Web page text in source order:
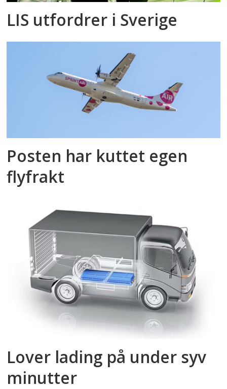
LIS utfordrer i Sverige
Posten har kuttet egen
flyfrakt
Lover lading på under syv
minutter